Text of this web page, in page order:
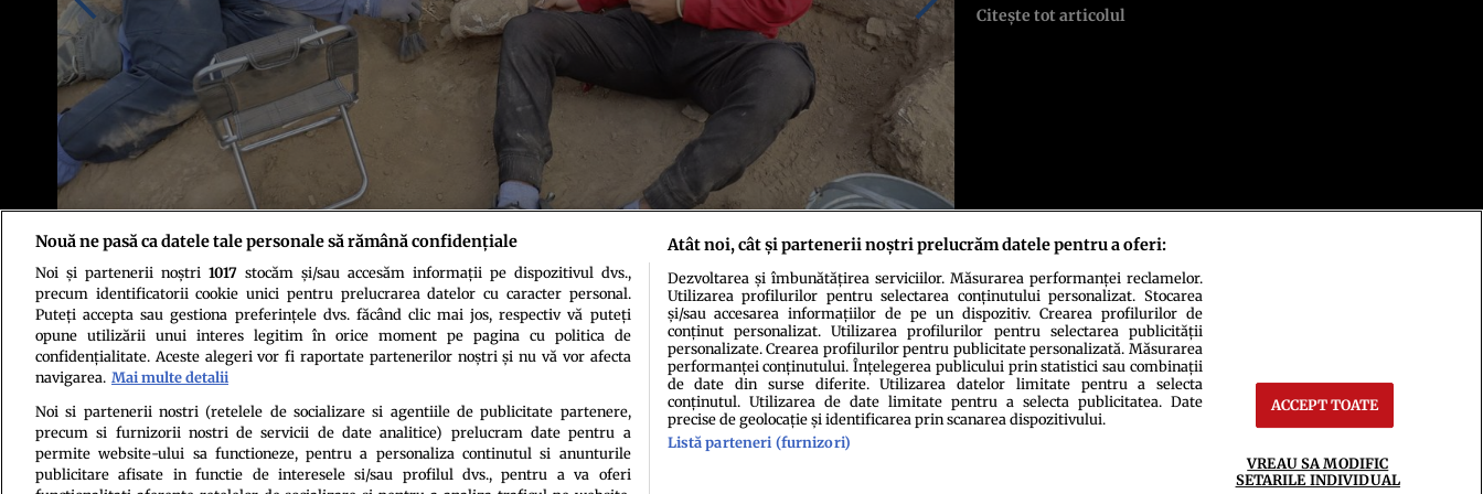
Foto: AFP Photo/Peruvian Ministry of Culture/Profimedia
Citește tot articolul
Politica de confidenţialitatePolitica de cookiesTermeni şi condiţiiEchipa redacțională
Nouă ne pasă ca datele tale personale să rămână confidențiale
Noi și partenerii noștri 1017stocăm și/sau accesăm informații pe dispozitivul dvs.,
precum identificatorii cookie unici pentru prelucrarea datelor cu caracter personal.
Puteți accepta sau gestiona preferințele dvs. făcând clic mai jos, respectiv vă puteți
opune utilizării unui interes legitim în orice moment pe pagina cu politica de
confidențialitate. Aceste alegeri vor fi raportate partenerilor noștri și nu vă vor afecta
navigarea. Mai multe detalii
Noi si partenerii nostri (retelele de socializare si agentiile de publicitate partenere,
precum si furnizorii nostri de servicii de date analitice) prelucram date pentru a
permite website-ului sa functioneze, pentru a personaliza continutul si anunturile
publicitare afisate in functie de interesele si/sau profilul dvs., pentru a va oferi
Atât noi, cât și partenerii noștri prelucrăm datele pentru a oferi:
Dezvoltarea și îmbunătățirea serviciilor. Măsurarea performanței reclamelor.
Utilizarea profilurilor pentru selectarea conținutului personalizat. Stocarea
și/sau accesarea informațiilor de pe un dispozitiv. Crearea profilurilor de
conținut personalizat. Utilizarea profilurilor pentru selectarea publicității
personalizate. Crearea profilurilor pentru publicitate personalizată. Măsurarea
performanței conținutului. Înțelegerea publicului prin statistici sau combinații
de date din surse diferite. Utilizarea datelor limitate pentru a selecta
conținutul. Utilizarea de date limitate pentru a selecta publicitatea. Date
precise de geolocație și identificarea prin scanarea dispozitivului.
Listă parteneri (furnizori)
ACCEPT TOATE
VREAU SA MODIFIC
SETARILE INDIVIDUAL